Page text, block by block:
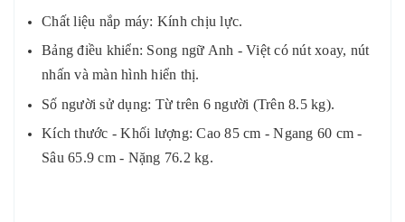
Chất liệu nắp máy: Kính chịu lực.
Bảng điều khiển: Song ngữ Anh - Việt có nút xoay, nút
nhấn và màn hình hiển thị.
Số người sử dụng: Từ trên 6 người (Trên 8.5 kg).
Kích thước - Khối lượng: Cao 85 cm - Ngang 60 cm -
Sâu 65.9 cm - Nặng 76.2 kg.